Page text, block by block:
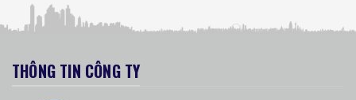
THÔNG TIN CÔNG TY